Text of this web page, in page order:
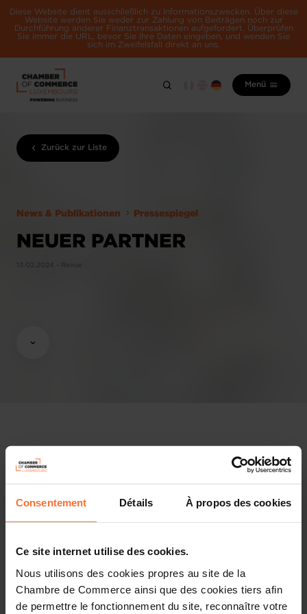
Consentement Détails À propos des cookies
Ce site internet utilise des cookies.
Nous utilisons des cookies propres au site de la
Chambre de Commerce ainsi que des cookies tiers afin
de permettre le fonctionnement du site, reconnaître votre
Diese Website dient ausschließlich zu Informationszwecken. Über diese
Website werden Sie weder zur Zahlung von Beiträgen noch zur
Durchführung anderer Finanztransaktionen aufgefordert. Überprüfen
Sie immer die URL, bevor Sie Ihre Daten eingeben, und wenden Sie
sich im Zweifelsfall direkt an uns.
Menü
Zurück zur Liste
News & Publikationen Pressespiegel
NEUER PARTNER
Pressespiegel
Anhänge
Diesen Artikel teilen